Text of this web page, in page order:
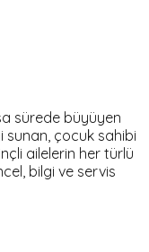
sürede büyüyen
sunan, çocuk sahibi
ailelerin her türlü
bilgi ve servis